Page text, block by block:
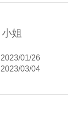
姐
01/26
03/04